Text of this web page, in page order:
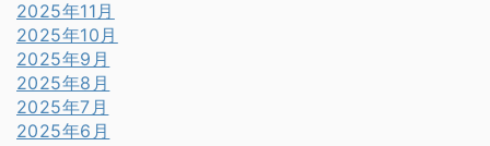
2025年11月
2025年10月
2025年9月
2025年8月
2025年7月
2025年6月